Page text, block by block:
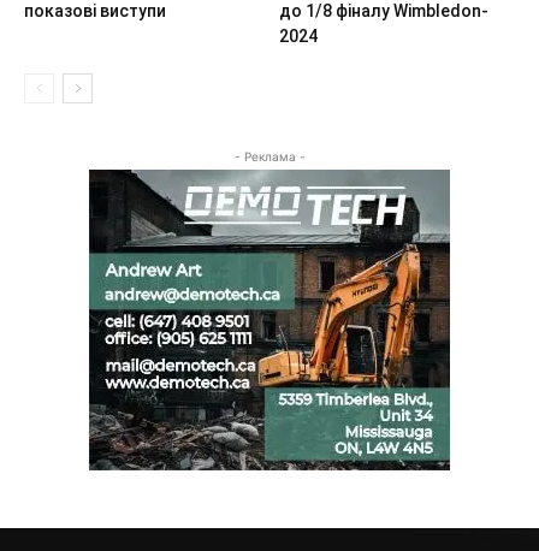
показові виступи
до 1/8 фіналу Wimbledon-
2024
- Реклама -